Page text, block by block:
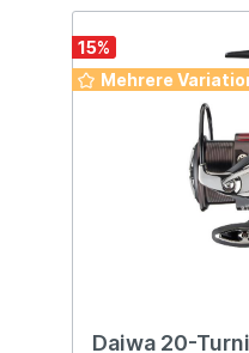
15%
Mehrere
Daiwa 20-